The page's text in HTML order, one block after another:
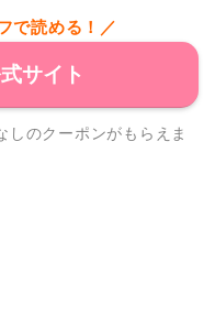
で読める！／
サイト
のクーポンがもらえま